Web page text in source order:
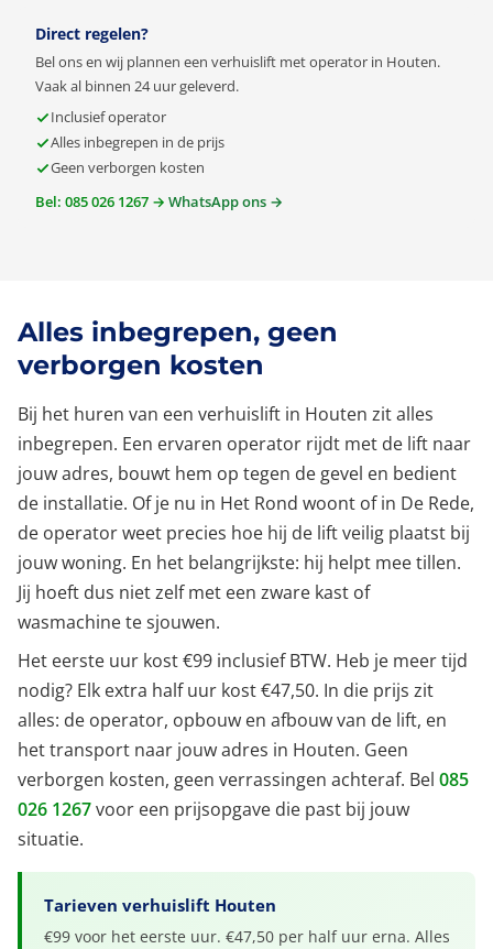
Direct regelen?
Bel ons en wij plannen een verhuislift met operator in Houten.
Vaak al binnen 24 uur geleverd.
Inclusief operator
Alles inbegrepen in de prijs
Geen verborgen kosten
Bel: 085 026 1267 → WhatsApp ons →
Alles inbegrepen, geen
verborgen kosten
Bij het huren van een verhuislift in Houten zit alles
inbegrepen. Een ervaren operator rijdt met de lift naar
jouw adres, bouwt hem op tegen de gevel en bedient
de installatie. Of je nu in Het Rond woont of in De Rede,
de operator weet precies hoe hij de lift veilig plaatst bij
jouw woning. En het belangrijkste: hij helpt mee tillen.
Jij hoeft dus niet zelf met een zware kast of
wasmachine te sjouwen.
Het eerste uur kost €99 inclusief BTW. Heb je meer tijd
nodig? Elk extra half uur kost €47,50. In die prijs zit
alles: de operator, opbouw en afbouw van de lift, en
het transport naar jouw adres in Houten. Geen
verborgen kosten, geen verrassingen achteraf. Bel 085
026 1267voor een prijsopgave die past bij jouw
situatie.
Tarieven verhuislift Houten
€99 voor het eerste uur. €47,50 per half uur erna. Alles